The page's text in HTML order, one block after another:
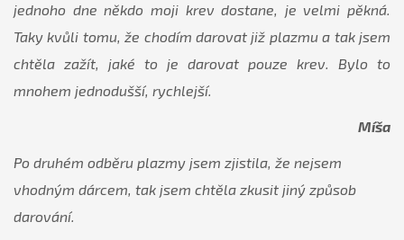
jednoho dne někdo moji krev dostane, je velmi pěkná.
Taky kvůli tomu, že chodím darovat již plazmu a tak jsem
chtěla zažít, jaké to je darovat pouze krev. Bylo to
mnohem jednodušší, rychlejší.
Míša
Po druhém odběru plazmy jsem zjistila, že nejsem
vhodným dárcem, tak jsem chtěla zkusit jiný způsob
darování.